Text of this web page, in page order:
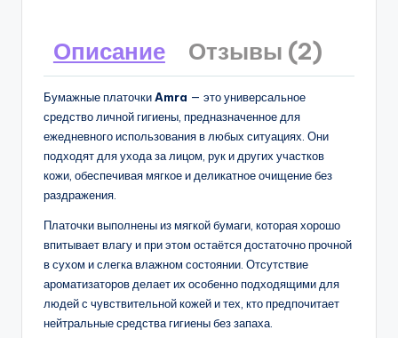
Описание Отзывы (2)
Бумажные платочкиAmra — это универсальное
средство личной гигиены, предназначенное для
ежедневного использования в любых ситуациях. Они
подходят для ухода за лицом, рук и других участков
кожи, обеспечивая мягкое и деликатное очищение без
раздражения.
Платочки выполнены из мягкой бумаги, которая хорошо
впитывает влагу и при этом остаётся достаточно прочной
в сухом и слегка влажном состоянии. Отсутствие
ароматизаторов делает их особенно подходящими для
людей с чувствительной кожей и тех, кто предпочитает
нейтральные средства гигиены без запаха.